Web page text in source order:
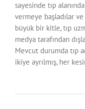
sayesinde tıp
vermeye başladılar
büyük bir kitle, tıp
medya tarafından
Mevcut durumda tıp
ikiye ayrılmış, her